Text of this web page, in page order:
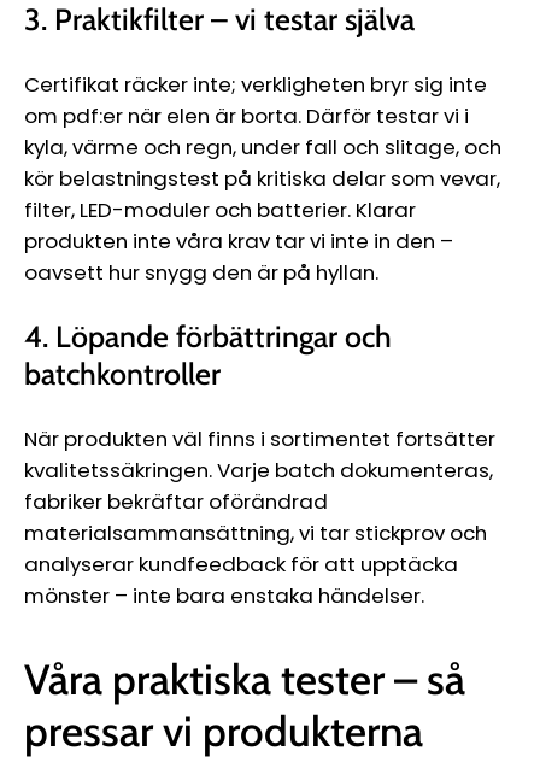
3. Praktikfilter – vi testar själva
Certifikat räcker inte; verkligheten bryr sig inte
om pdf:er när elen är borta. Därför testar vi i
kyla, värme och regn, under fall och slitage, och
kör belastningstest på kritiska delar som vevar,
filter, LED-moduler och batterier. Klarar
produkten inte våra krav tar vi inte in den –
oavsett hur snygg den är på hyllan.
4. Löpande förbättringar och
batchkontroller
När produkten väl finns i sortimentet fortsätter
kvalitetssäkringen. Varje batch dokumenteras,
fabriker bekräftar oförändrad
materialsammansättning, vi tar stickprov och
analyserar kundfeedback för att upptäcka
mönster – inte bara enstaka händelser.
Våra praktiska tester – så
pressar vi produkterna